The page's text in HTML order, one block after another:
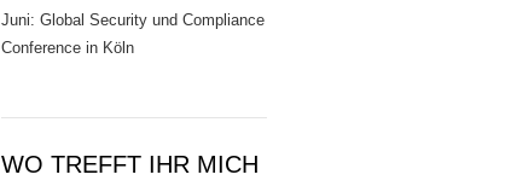
Juni: Global Security und Compliance
Conference in Köln
WO TREFFT IHR MICH